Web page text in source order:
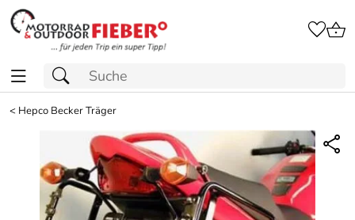
< Hepco Becker Träger